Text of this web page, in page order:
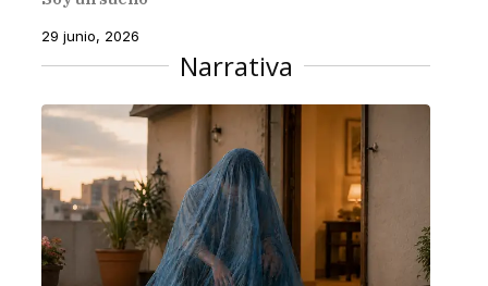
29 junio, 2026
Narrativa